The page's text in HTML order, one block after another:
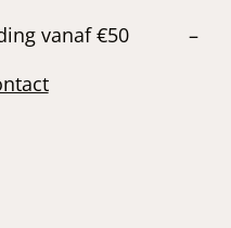
vanaf €50 –